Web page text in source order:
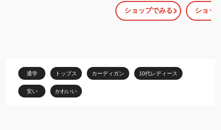
薄手 冷房対策 毛玉防止
女子 学生服 Vネック 制
服カーディガン レディ
ジュ 黒
ショップでみる
ント 刺繍入
ガンコット
ーデガン レ
ショッ
通学 トップス カーディガン 10代レディース
安い かわいい